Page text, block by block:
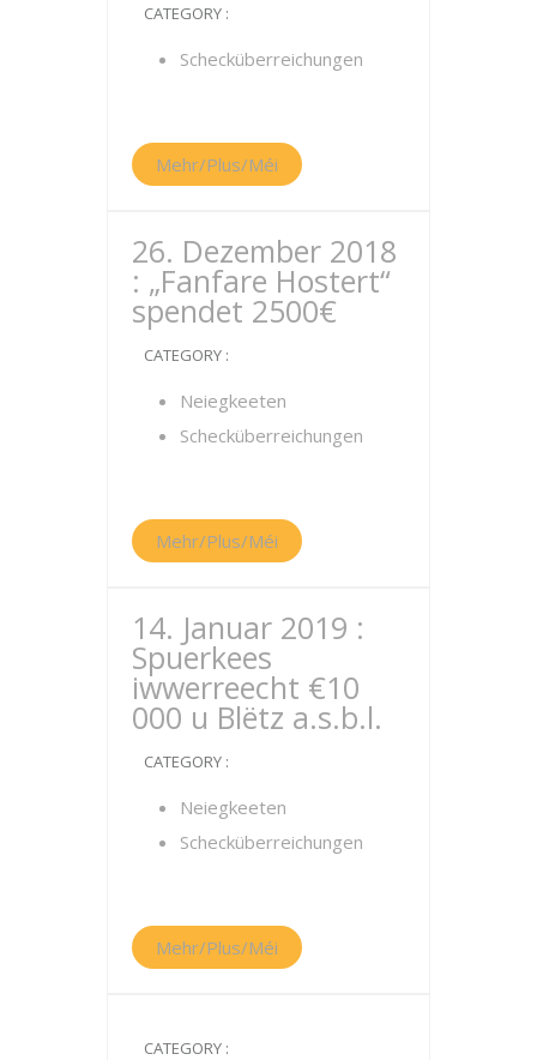
CATEGORY :
Schecküberreichungen
Mehr/Plus/Méi
26. Dezember 2018
: „Fanfare Hostert“
spendet 2500€
CATEGORY :
Neiegkeeten
Schecküberreichungen
Mehr/Plus/Méi
14. Januar 2019 :
Spuerkees
iwwerreecht €10
000 u Blëtz a.s.b.l.
CATEGORY :
Neiegkeeten
Schecküberreichungen
Mehr/Plus/Méi
CATEGORY :